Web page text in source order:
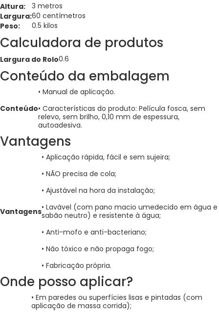
Altura:
3 metros
Largura:60 centímetros
Peso:
0.5 kilos
Calculadora de produtos
Largura do Rolo0.6
Conteúdo da embalagem
Conteúdo
• Manual de aplicação.
• Características do produto: Película fosca, sem
relevo, sem brilho, 0,10 mm de espessura,
autoadesiva.
Vantagens
Vantagens
• Aplicação rápida, fácil e sem sujeira;
• NÃO precisa de cola;
• Ajustável na hora da instalação;
• Lavável (com pano macio umedecido em água e
sabão neutro) e resistente à água;
• Anti-mofo e anti-bacteriano;
• Não tóxico e não propaga fogo;
• Fabricação própria.
Onde posso aplicar?
• Em paredes ou superfícies lisas e pintadas (com
aplicação de massa corrida);